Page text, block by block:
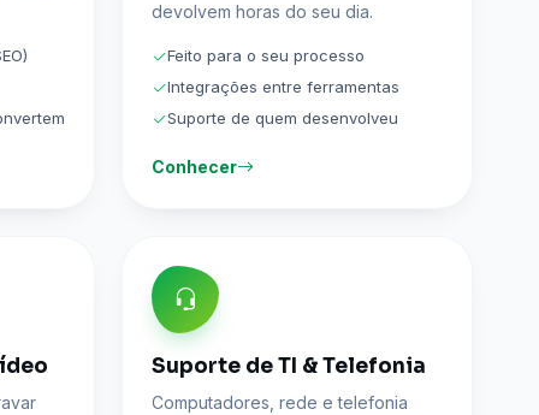
devolvem horas do seu dia.
Feito para o seu processo
Integrações entre ferramentas
Suporte de quem desenvolveu
Conhecer
Suporte de TI & Telefonia
Computadores, rede e telefonia